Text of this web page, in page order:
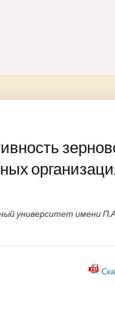
университет имени